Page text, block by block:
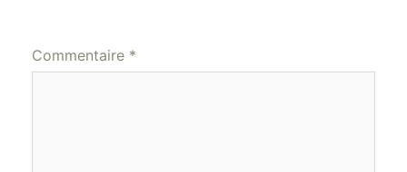
Commentaire *